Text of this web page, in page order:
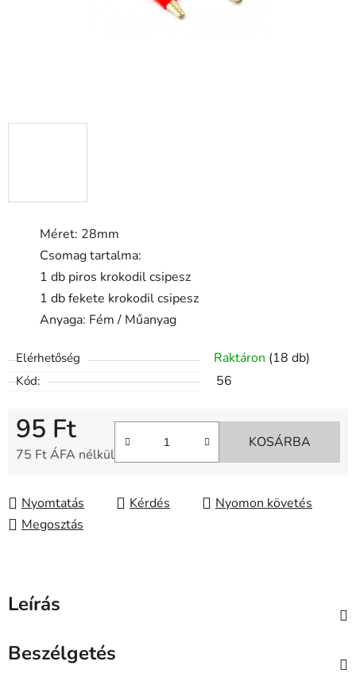
Méret: 28mm
Csomag tartalma:
1 db piros krokodil csipesz
1 db fekete krokodil csipesz
Anyaga: Fém / Műanyag
Elérhetőség Raktáron (18 db)
Kód: 56
95 Ft
75 Ft ÁFA nélkül
KOSÁRBA
Nyomtatás Kérdés
Nyomon követés
Megosztás
Leírás
Beszélgetés